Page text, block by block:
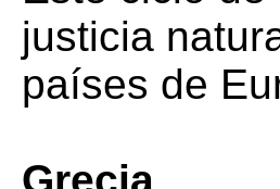
justicia
países de
Grecia